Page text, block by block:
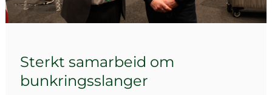
Sterkt samarbeid om
bunkringsslanger